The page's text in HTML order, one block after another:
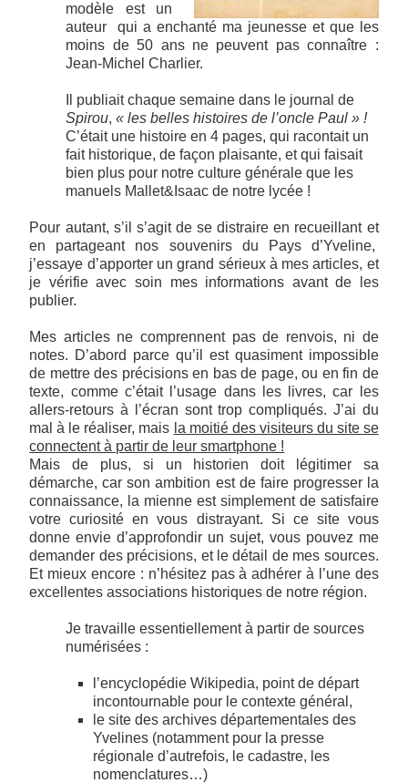
modèle est un
auteur qui a enchanté ma jeunesse et que les
moins de50 ans ne peuvent pas connaître :
Jean-Michel Charlier.
Il publiait chaque semaine dans le journal de
Spirou,« les belles histoires de l’oncle Paul » !
C’était une histoire en 4 pages, qui racontait un
fait historique, de façon plaisante, etqui faisait
bien plus pour notre culture généraleque les
manuels Mallet&Isaac de notre lycée !
Pour autant, s’il s’agit de se distraire en recueillant et
en partageant nos souvenirs du Pays d’Yveline,
j’essaye d’apporter un grand sérieux à mes articles, et
je vérifie avec soin mes informations avant de les
publier.
Mes articles ne comprennent pas de renvois, ni de
notes. D’abord parce qu’il est quasiment impossible
de mettre des précisions en bas de page, ou en fin de
texte, comme c’était l’usage dans les livres, car les
allers-retours à l’écran sont trop compliqués. J’ai du
mal à le réaliser, mais la moitié des visiteurs du site se
connectent à partir de leur smartphone !
Mais de plus, si un historien doit légitimer sa
démarche, car son ambition est de faire progresser la
connaissance, la mienne est simplement de satisfaire
votre curiosité en vous distrayant. Si ce site vous
donne envie d’approfondir un sujet, vous pouvez me
demander des précisions, et le détail de mes sources.
Et mieux encore : n’hésitez pas à adhérer à l’une des
excellentes associations historiques de notre région.
Je travaille essentiellement à partir de sources
numérisées :
l’encyclopédie Wikipedia, point de départ
incontournable pour le contexte général,
le site des archives départementales des
Yvelines (notamment pour la presse
régionale d’autrefois, le cadastre, les
nomenclatures…)